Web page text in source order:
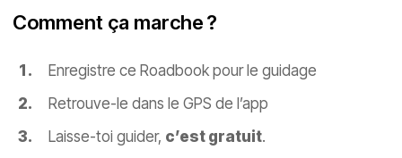
Comment ça marche ?
Enregistre ce Roadbook pour le guidage
Retrouve-le dans le GPS de l’app
Laisse-toi guider, c’est gratuit.